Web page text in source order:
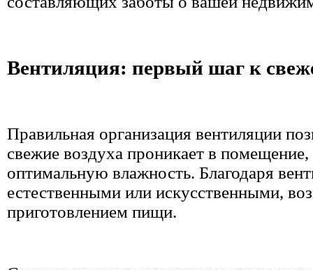
Вентиляция: первый шаг к
Правильная организация вентиляции
свежие воздуха проникает в помещение,
оптимальную влажность. Благодаря
естественными или искусственными,
приготовлением пищи.